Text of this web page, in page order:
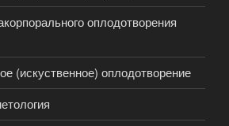
оплодотворения
(искуственное) оплодотворение